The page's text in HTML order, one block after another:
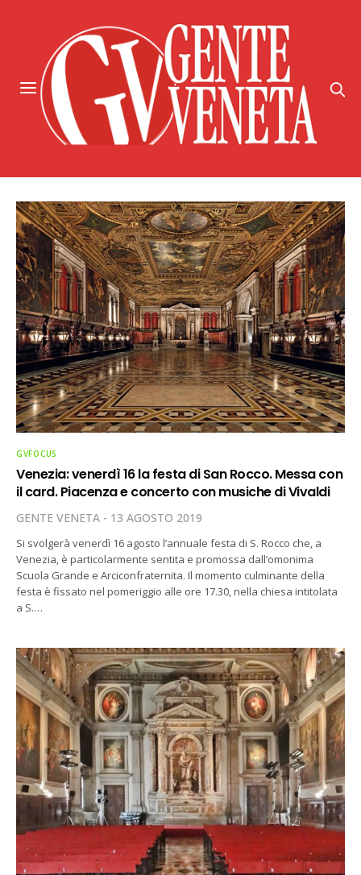
GVFOCUS
Venezia: venerdì 16 la festa di San Rocco. Messa con
il card. Piacenza e concerto con musiche di Vivaldi
GENTE VENETA 13 AGOSTO 2019
Si svolgerà venerdì 16 agosto l’annuale festa di S. Rocco che, a
Venezia, è particolarmente sentita e promossa dall’omonima
Scuola Grande e Arciconfraternita. Il momento culminante della
festa è fissato nel pomeriggio alle ore 17.30, nella chiesa intitolata
a S.…